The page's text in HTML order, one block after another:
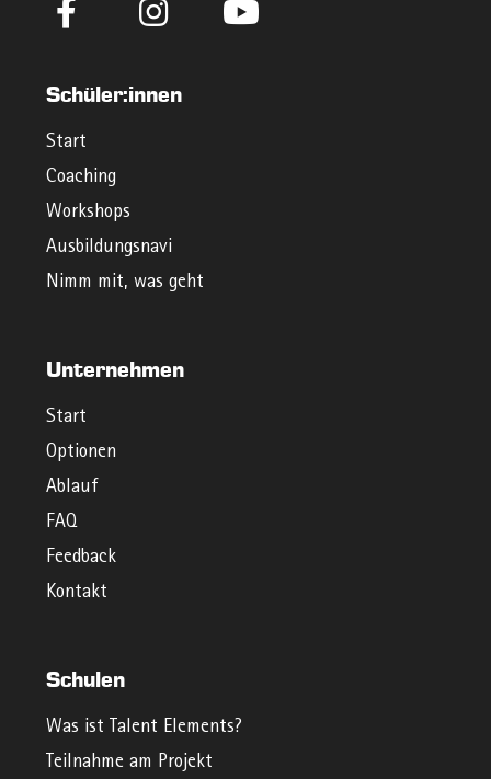
Schüler:innen
Start
Coaching
Workshops
Ausbildungsnavi
Nimm mit, was geht
Unternehmen
Start
Optionen
Ablauf
FAQ
Feedback
Kontakt
Schulen
Was ist Talent Elements?
Teilnahme am Projekt